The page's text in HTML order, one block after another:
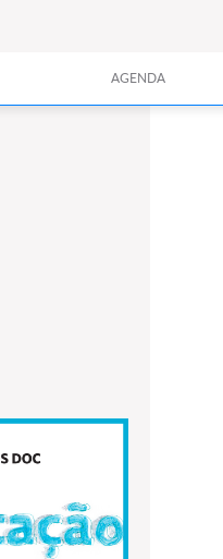
AGENDA